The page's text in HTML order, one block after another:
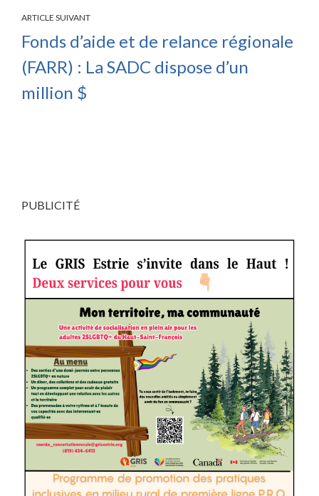
ARTICLE SUIVANT
Fonds d’aide et de relance régionale
(FARR) : La SADC dispose d’un
million $
PUBLICITÉ